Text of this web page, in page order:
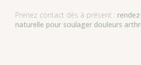
Prenez contact dès à présent :
naturelle pour soulager douleurs